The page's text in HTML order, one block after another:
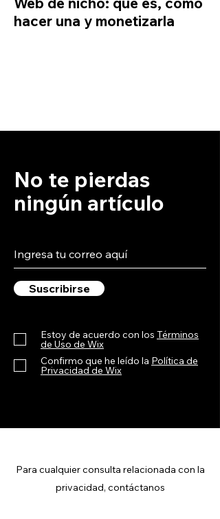
hacer una y monetizarla
No te pierdas
ningún artículo
Suscribirse
Estoy de acuerdo con los Términos
de Uso de Wix
Confirmo que he leído la Política de
Privacidad de Wix
Para cualquier consulta relacionada con la
privacidad, contáctanos